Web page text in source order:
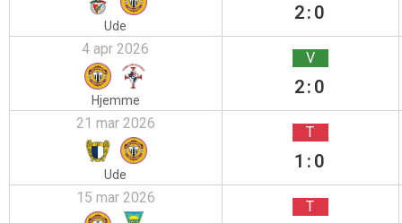
Ude
2:0
4 apr 2026
Hjemme
V
2:0
21 mar 2026
Ude
T
1:0
15 mar 2026 T